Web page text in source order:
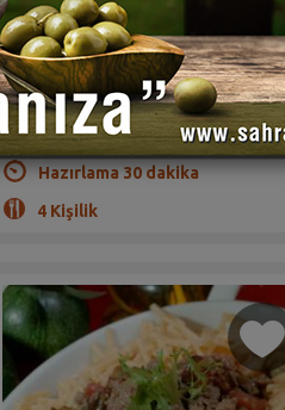
(0)
Mükemmel lezzet karnıyarıkta, bu kez
tavuk kıyması kullandım.
Hazırlama 30 dakika
4 Kişilik